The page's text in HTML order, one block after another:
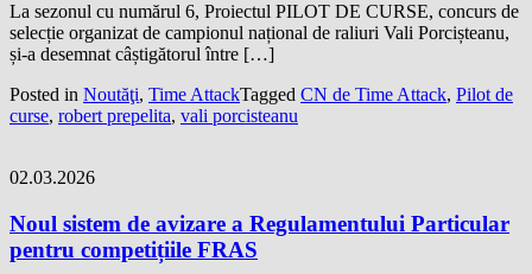
La sezonul cu numărul 6, Proiectul PILOT DE CURSE, concurs de
selecție organizat de campionul național de raliuri Vali Porcișteanu,
și-a desemnat câștigătorul între […]
Posted in Noutăţi, Time AttackTagged CN de Time Attack, Pilot de
curse, robert prepelita, vali porcisteanu
02.03.2026
Noul sistem de avizare a Regulamentului Particular
pentru competițiile FRAS